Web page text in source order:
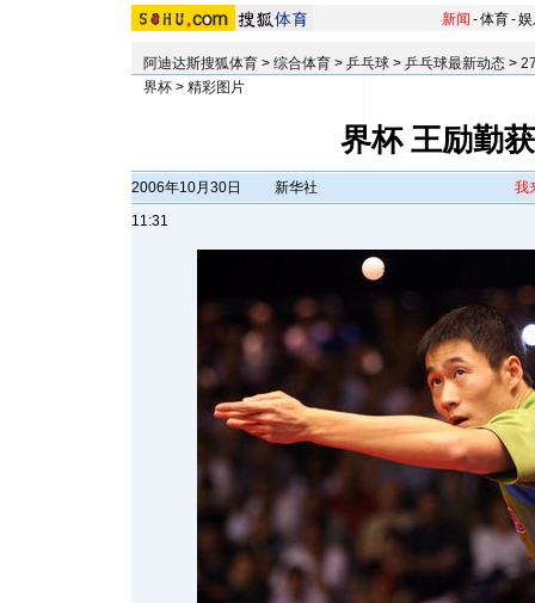
新闻 -体育-
阿迪达斯搜狐体育 > 综合体育 > 乒乓球 > 乒乓球最新动态 >
界杯 > 精彩图片
界杯 王励勤
2006年10月30日
11:31
新华社 我